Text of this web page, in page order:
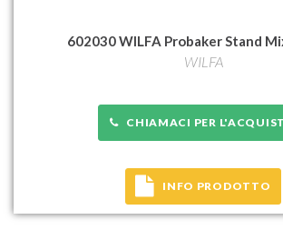
602030 WILFA Probaker Stand
WILFA
CHIAMACI PER
INFO PRODOTTO